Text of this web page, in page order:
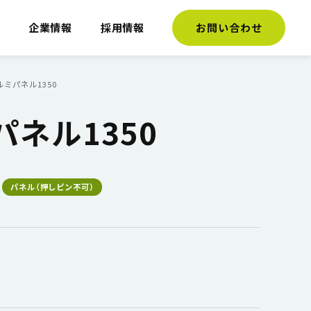
企業情報 採用情報 お問い合わせ
ミパネル1350
ネル1350
パネル（押しピン不可）